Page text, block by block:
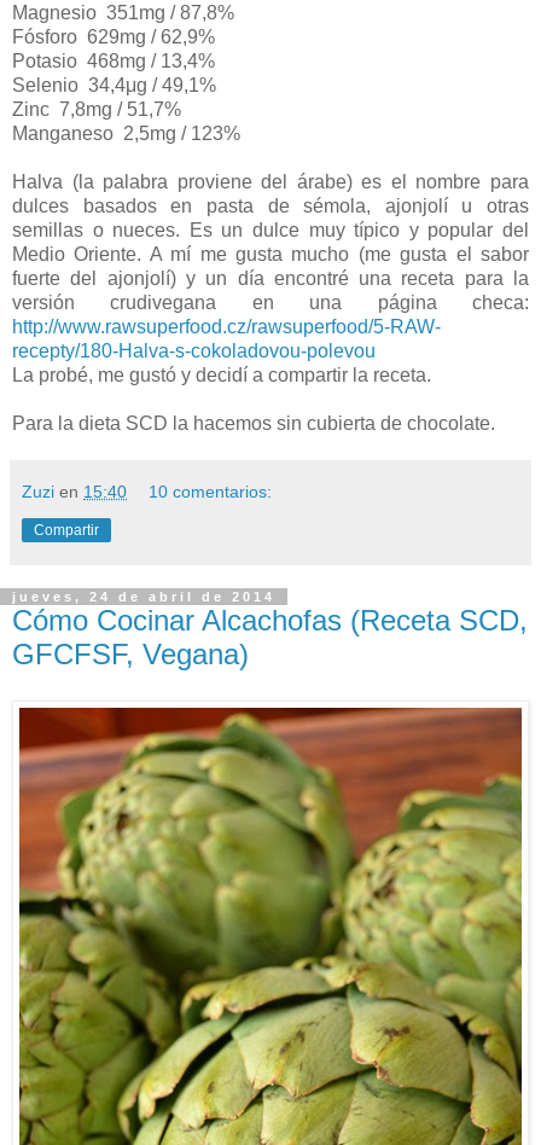
Magnesio 351mg / 87,8%
Fósforo 629mg / 62,9%
Potasio 468mg / 13,4%
Selenio 34,4μg / 49,1%
Zinc 7,8mg / 51,7%
Manganeso 2,5mg / 123%
Halva (la palabra proviene del árabe) es el nombre para
dulces basados en pasta de sémola, ajonjolí u otras
semillas o nueces. Es un dulce muy típico y popular del
Medio Oriente. A mí me gusta mucho (me gusta el sabor
fuerte del ajonjolí) y un día encontré una receta para la
versión crudivegana en una página checa:
http://www.rawsuperfood.cz/rawsuperfood/5-RAW-
recepty/180-Halva-s-cokoladovou-polevou
La probé, me gustó y decidí a compartir la receta.
Para la dieta SCD la hacemos sin cubierta de chocolate.
Zuzi en 15:40 10 comentarios:
Compartir
jueves, 24 de abril de 2014
Cómo Cocinar Alcachofas (Receta SCD,
GFCFSF, Vegana)